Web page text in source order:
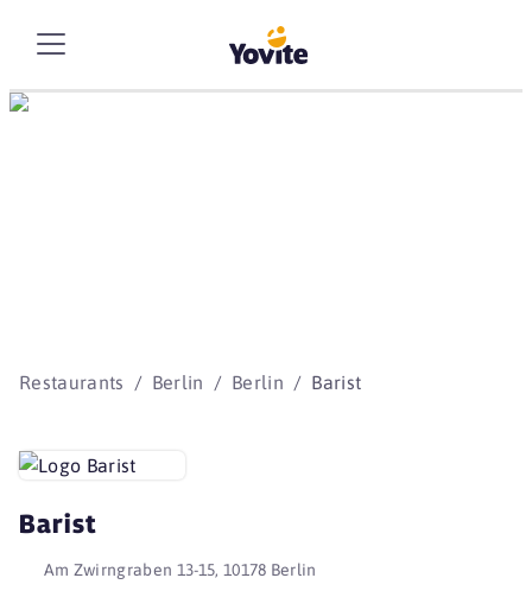
Restaurants Berlin Berlin Barist
Barist
Am Zwirngraben 13-15, 10178 Berlin